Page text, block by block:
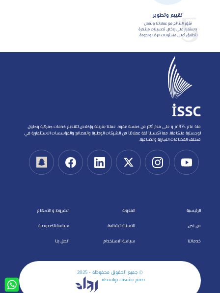
5تقييم وتطوير
نقيّم النتائج مع عملائنا ونعمل
باستمرار على إدخال تحسينات مبتكرة
لتحقيق أعلى مستويات الرضا والجودة.
منذ عام 1975م و على مدار أكثر من خمسة عقود، عملنا بعزيمة وإخلاص لتقديم خدمات جمركية وحلول
لوجستية متكاملة، مما أكسبنا ثقة عملائنا من الشركات الوطنية والمصانع والمؤسسات الاستثمارية في
مختلف القطاعات التجارية والصناعية.
الرئيسية
من نحن
خدماتنا
المدونة
الأسئلة الشائعة
سياسة الاستخدام
الشروط و الأحكام
سياسة الخصوصية
اتصل بنا
© جميع الحقوق محفوظة - 2025
صمم بشغف بواسطة